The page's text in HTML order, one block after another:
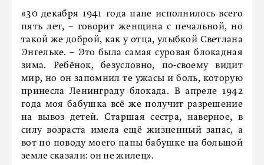
«30 декабря 1941 года папе исполнилось всего
пять лет, – говорит женщина с печальной, но
такой же доброй, как у отца, улыбкой Светлана
Энгельке. – Это была самая суровая блокадная
зима. Ребёнок, безусловно, по-своему видит
мир, но он запомнил те ужасы и боль, которую
принесла Ленинграду блокада. В апреле 1942
года моя бабушка всё же получит разрешение
на вывоз детей. Старшая сестра, наверное, в
силу возраста имела ещё жизненный запас, а
вот по поводу моего папы бабушке на большой
земле сказали: он не жилец».